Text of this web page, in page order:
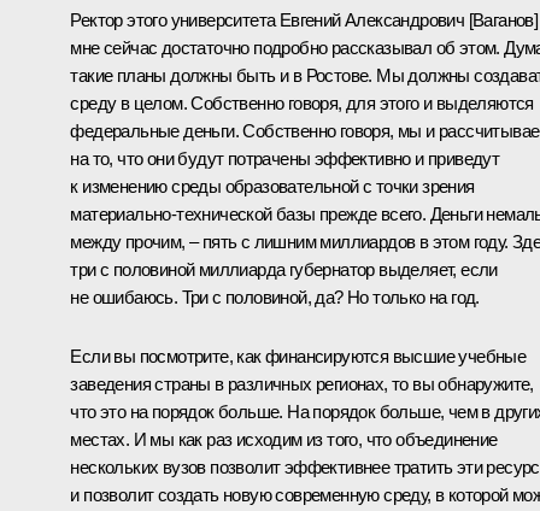
Ректор этого университета Евгений Александрович [Ваганов]
мне сейчас достаточно подробно рассказывал об этом.
такие планы должны быть и в Ростове. Мы должны
среду в целом. Собственно говоря, для этого и выделяются
федеральные деньги. Собственно говоря, мы и
на то, что они будут потрачены эффективно и приведут
к изменению среды образовательной с точки зрения
материально-технической базы прежде всего. Деньги
между прочим, – пять с лишним миллиардов в этом году.
три с половиной миллиарда губернатор выделяет, если
не ошибаюсь. Три с половиной, да? Но только на год.
Если вы посмотрите, как финансируются высшие учебные
заведения страны в различных регионах, то вы обнаружите,
что это на порядок больше. На порядок больше, чем в
местах. И мы как раз исходим из того, что объединение
нескольких вузов позволит эффективнее тратить эти
и позволит создать новую современную среду, в которой